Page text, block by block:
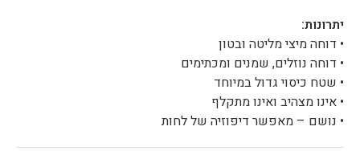
יתרונות:
• דוחה מיצי מליטה ובטון
• דוחה נוזלים, שמנים ומכתימים
• שטח כיסוי גדול במיוחד
• אינו מצהיב ואינו מתקלף
• נושם – מאפשר דיפוזיה של לחות